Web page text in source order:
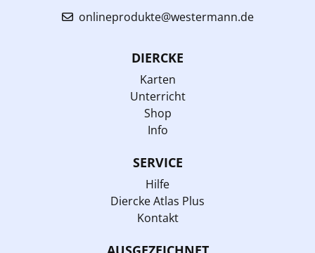
onlineprodukte@westermann.de
DIERCKE
Karten
Unterricht
Shop
Info
SERVICE
Hilfe
Diercke Atlas Plus
Kontakt